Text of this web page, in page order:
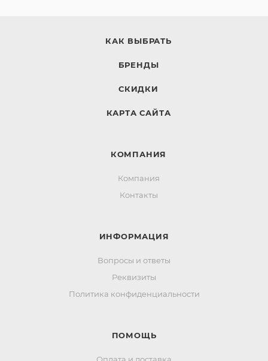
КАК ВЫБРАТЬ
БРЕНДЫ
СКИДКИ
КАРТА САЙТА
КОМПАНИЯ
Компания
Контакты
ИНФОРМАЦИЯ
Вопросы и ответы
Реквизиты
Политика конфиденциальности
ПОМОЩЬ